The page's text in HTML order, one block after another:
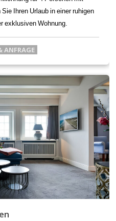
Ihren Urlaub in einer ruhigen
exklusiven Wohnung.
ANFRAGE